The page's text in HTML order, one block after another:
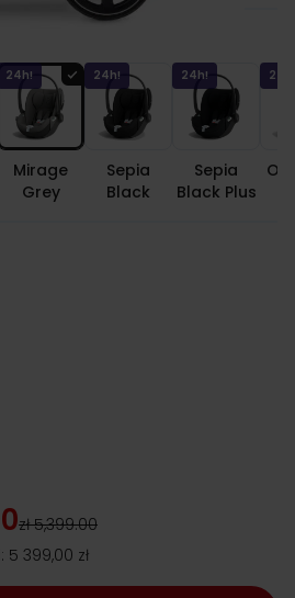
24h!
Mirage
Grey
24h!
Sepia
Black
24h!
Sepia
Black Plus
24h!
zł 5,399.00
5 399,00 zł